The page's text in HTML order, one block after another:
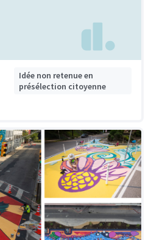
Idée non retenue en
présélection citoyenne